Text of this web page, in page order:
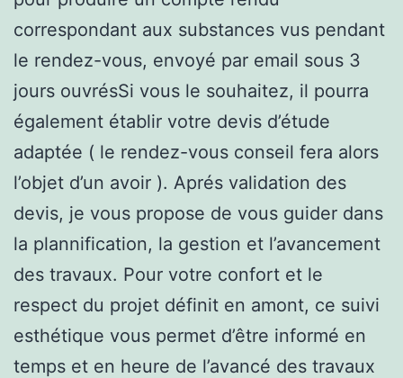
correspondant aux substances vus pendant
le rendez-vous, envoyé par email sous 3
jours ouvrésSi vous le souhaitez, il pourra
également établir votre devis d’étude
adaptée ( le rendez-vous conseil fera alors
l’objet d’un avoir ). Aprés validation des
devis, je vous propose de vous guider dans
la plannification, la gestion et l’avancement
des travaux. Pour votre confort et le
respect du projet définit en amont, ce suivi
esthétique vous permet d’être informé en
temps et en heure de l’avancé des travaux